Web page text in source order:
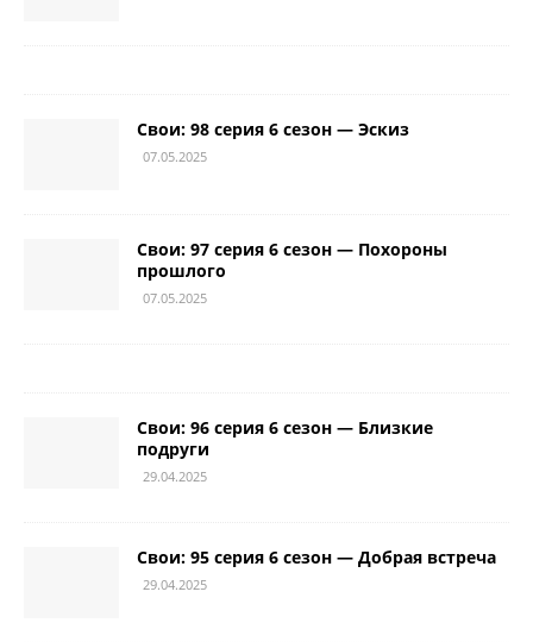
Свои: 98 серия 6 сезон — Эскиз
07.05.2025
Свои: 97 серия 6 сезон — Похороны
прошлого
07.05.2025
Свои: 96 серия 6 сезон — Близкие
подруги
29.04.2025
Свои: 95 серия 6 сезон — Добрая встреча
29.04.2025